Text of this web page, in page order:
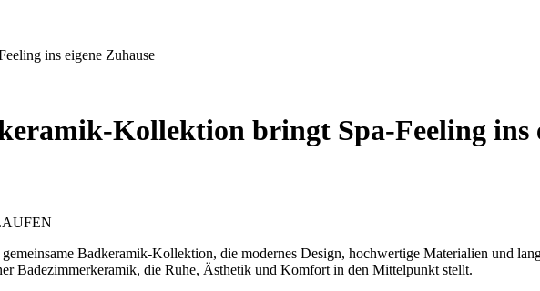
ins eigene Zuhause
Kollektion bringt Spa-Feeling ins
Badkeramik-Kollektion, die modernes Design, hochwertige Materialien und
Badezimmerkeramik, die Ruhe, Ästhetik und Komfort in den Mittelpunkt stellt.